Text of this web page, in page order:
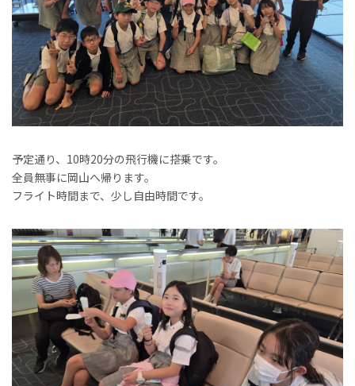
予定通り、10時20分の飛行機に搭乗です。
全員無事に岡山へ帰ります。
フライト時間まで、少し自由時間です。